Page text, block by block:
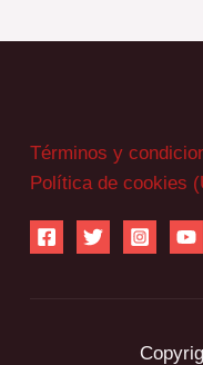
Términos y
Política de cookies